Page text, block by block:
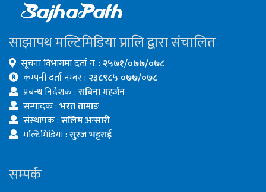
साझापथ मल्टिमिडिया प्रालि द्वारा संचालित
सूचना विभागमा दर्ता नं. : २५७१/०७७/०७८
कम्पनी दर्ता नम्बर : २३८९८५ ०७७/०७८
प्रबन्ध निर्देशक :सबिना महर्जन
सम्पादक :भरत तामाङ
संस्थापक :सलिम अन्सारी
मल्टिमिडिया :सुरज भट्टराई
सम्पर्क